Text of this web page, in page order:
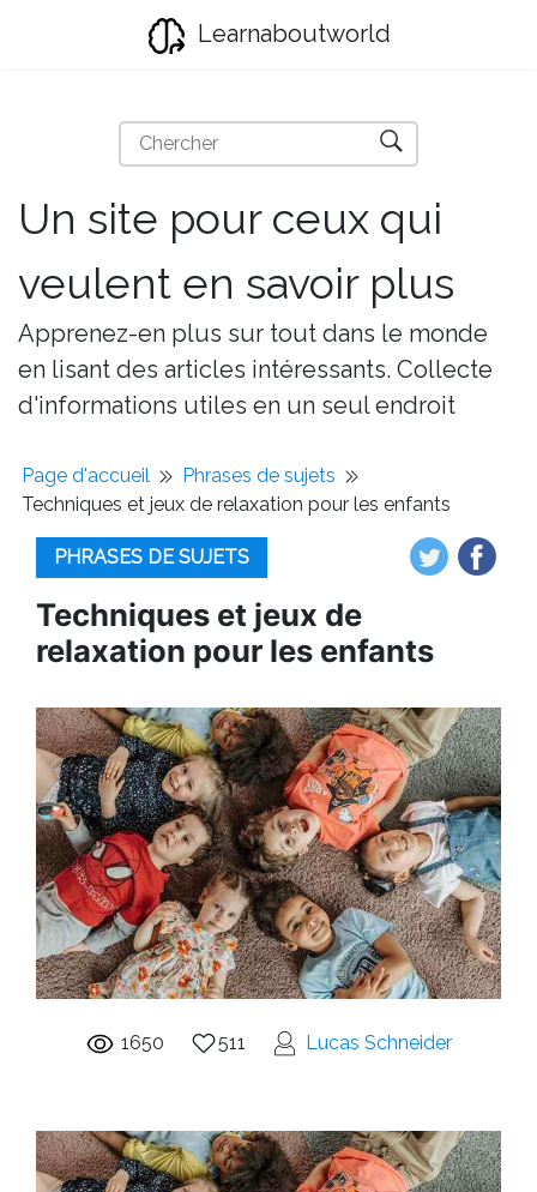
Learnaboutworld
Un site pour ceux qui
veulent en savoir plus
Apprenez-en plus sur tout dans le monde
en lisant des articles intéressants. Collecte
d'informations utiles en un seul endroit
Page d'accueil
Phrases de sujets
Techniques et jeux de relaxation pour les enfants
PHRASES DE SUJETS
Techniques et jeux de
relaxation pour les enfants
1650 511 Lucas Schneider